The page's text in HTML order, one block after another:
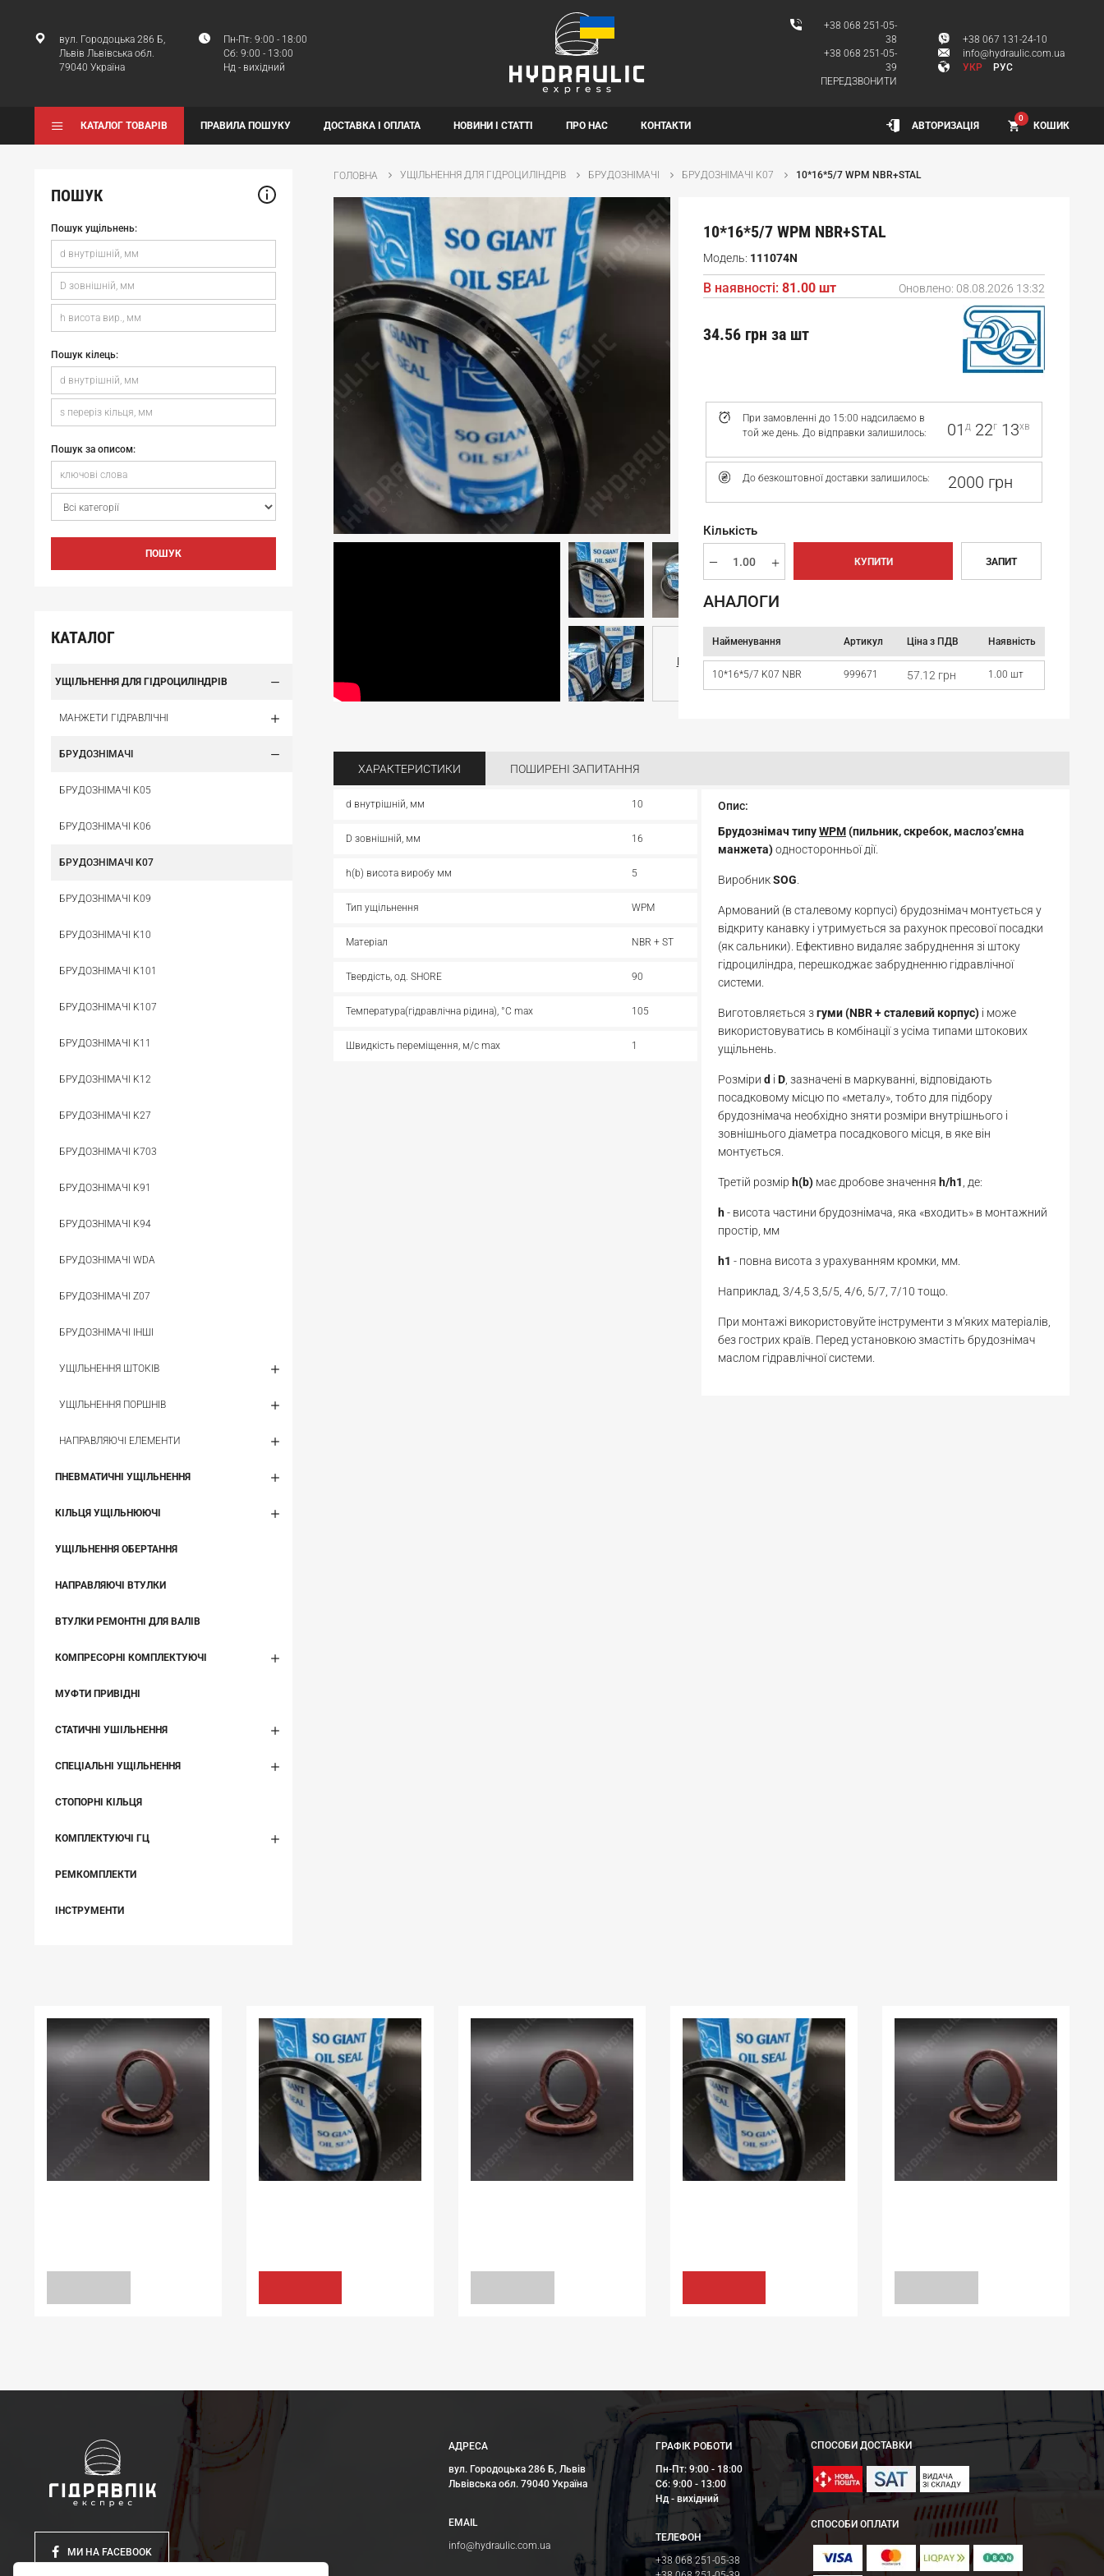
вул. Городоцька 286 Б,
Львів Львівська обл.
79040 Україна
Пн-Пт: 9:00 - 18:00
Сб: 9:00 - 13:00
Нд - вихідний
+38 068 251-05-
38
+38 068 251-05-
39
ПЕРЕДЗВОНИТИ
+38 067 131-24-10
info@hydraulic.com.ua
УКР
РУС
КАТАЛОГ ТОВАРІВ ПРАВИЛА ПОШУКУ ДОСТАВКА І ОПЛАТА НОВИНИ І СТАТТІ ПРО НАС КОНТАКТИ АВТОРИЗАЦІЯ КОШИК
0
ПОШУК
Пошук ущільнень:
Пошук кілець:
Пошук за описом:
ПОШУК
КАТАЛОГ
УЩІЛЬНЕННЯ ДЛЯ ГІДРОЦИЛІНДРІВ
МАНЖЕТИ ГІДРАВЛІЧНІ
БРУДОЗНІМАЧІ
БРУДОЗНІМАЧІ K05
БРУДОЗНІМАЧІ K06
БРУДОЗНІМАЧІ K07
БРУДОЗНІМАЧІ K09
БРУДОЗНІМАЧІ K10
БРУДОЗНІМАЧІ K101
БРУДОЗНІМАЧІ K107
БРУДОЗНІМАЧІ K11
БРУДОЗНІМАЧІ K12
БРУДОЗНІМАЧІ K27
БРУДОЗНІМАЧІ K703
БРУДОЗНІМАЧІ K91
БРУДОЗНІМАЧІ K94
БРУДОЗНІМАЧІ WDA
БРУДОЗНІМАЧІ Z07
БРУДОЗНІМАЧІ ІНШІ
УЩІЛЬНЕННЯ ШТОКІВ
УЩІЛЬНЕННЯ ПОРШНІВ
НАПРАВЛЯЮЧІ ЕЛЕМЕНТИ
ПНЕВМАТИЧНІ УЩІЛЬНЕННЯ
КІЛЬЦЯ УЩІЛЬНЮЮЧІ
УЩІЛЬНЕННЯ ОБЕРТАННЯ
НАПРАВЛЯЮЧІ ВТУЛКИ
ВТУЛКИ РЕМОНТНІ ДЛЯ ВАЛІВ
КОМПРЕСОРНІ КОМПЛЕКТУЮЧІ
МУФТИ ПРИВІДНІ
СТАТИЧНІ УШІЛЬНЕННЯ
СПЕЦІАЛЬНІ УЩІЛЬНЕННЯ
СТОПОРНІ КІЛЬЦЯ
КОМПЛЕКТУЮЧІ ГЦ
РЕМКОМПЛЕКТИ
ІНСТРУМЕНТИ
ГОЛОВНА УЩІЛЬНЕННЯ ДЛЯ ГІДРОЦИЛІНДРІВ БРУДОЗНІМАЧІ БРУДОЗНІМАЧІ K07 10*16*5/7 WPM NBR+STAL
Ще 6
10*16*5/7 WPM NBR+STAL
Модель: 111074N
В наявності: 81.00 шт Оновлено: 08.08.2026 13:32
При замовленні до 15:00 надсилаємо в
той же день. До відправки залишилось:
01д 22г 13хв
До безкоштовної доставки залишилось: 2000 грн
34.56 грн за шт
Кількість
КУПИТИ ЗАПИТ
АНАЛОГИ
Найменування Артикул Ціна з ПДВ Наявність
10*16*5/7 K07 NBR 999671 57.12 грн 1.00 шт
ХАРАКТЕРИСТИКИ ПОШИРЕНІ ЗАПИТАННЯ
d внутрішній, мм 10
D зовнішній, мм 16
h(b) висота виробу мм 5
Тип ущільнення WPM
Матеріал NBR + ST
Твердість, од. SHORE 90
Температура(гідравлічна рідина), °С max 105
Швидкість переміщення, м/с max 1
Опис:
Брудознімач типуWPM(пильник, скребок, маслоз’ємна
манжета)односторонньої дії.
ВиробникSOG
Армований (в сталевому корпусі) брудознімач монтується у
відкриту канавку і утримується за рахунок пресової посадки
(як сальники). Ефективно видаляє забруднення зі штоку
гідроциліндра, перешкоджає забрудненню гідравлічної
системи.
Виготовляється згуми (NBR + сталевий корпус) і може
використовуватись в комбінації з усіма типами штокових
ущільнень.
Розміри d і D , зазначені в маркуванні, відповідають
посадковому місцю по «металу», тобто для підбору
брудознімача необхідно зняти розміри внутрішнього і
зовнішнього діаметра посадкового місця, в яке він
монтується.
Третій розмір h(b) має дробове значення h/h1 , де:
h- висота частини брудознімача, яка «входить» в монтажний
простір, мм
h1 - повна висота з урахуванням кромки, мм.
Наприклад, 3/4,5 3,5/5, 4/6, 5/7, 7/10 тощо.
При монтажі використовуйте інструменти з м'яких матеріалів,
без гострих країв. Перед установкою змастіть брудознімач
маслом гідравлічної системи.
МИ НА FACEBOOK
АДРЕСА
вул. Городоцька 286 Б, Львів
Львівська обл. 79040 Україна
EMAIL
info@hydraulic.com.ua
ГРАФІК РОБОТИ
Пн-Пт: 9:00 - 18:00
Сб: 9:00 - 13:00
Нд - вихідний
ТЕЛЕФОН
+38 068 251-05-38
СПОСОБИ ДОСТАВКИ
СПОСОБИ ОПЛАТИ